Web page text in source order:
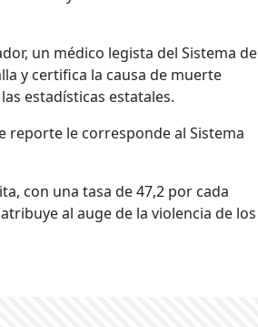
un médico legista del Sistema de
y certifica la causa de muerte
estadísticas estatales.
reporte le corresponde al Sistema
con una tasa de 47,2 por cada
al auge de la violencia de los